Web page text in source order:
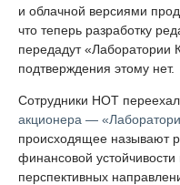
и облачной версиями
что теперь разработку
передадут «Лаборатории
подтверждения этому нет.
Сотрудники НОТ
акционера —
происходящее называют
финансовой
перспективных